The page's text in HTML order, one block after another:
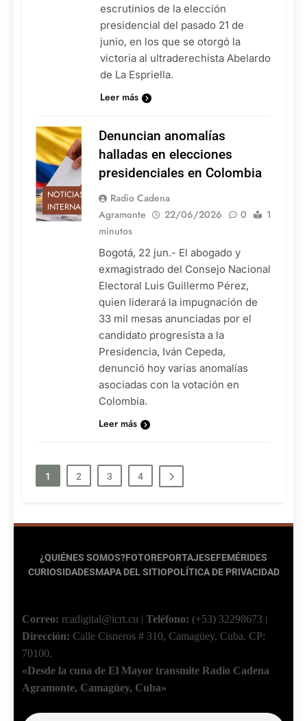
escrutinios de la elección
presidencial del pasado 21 de
junio, en los que se otorgó la
victoria al ultraderechista Abelardo
de La Espriella.
Leer más
NOTICIAS
INTERNACIONALES
Denuncian anomalías
halladas en elecciones
presidenciales en Colombia
Radio Cadena
Agramonte
22/06/2026 0
1
minutos
Bogotá, 22 jun.- El abogado y
exmagistrado del Consejo Nacional
Electoral Luis Guillermo Pérez,
quien liderará la impugnación de
33 mil mesas anunciadas por el
candidato progresista a la
Presidencia, Iván Cepeda,
denunció hoy varias anomalías
asociadas con la votación en
Colombia.
Leer más
1 2 3 4
¿QUIÉNES SOMOS?FOTOREPORTAJESEFEMÉRIDES
CURIOSIDADESMAPA DEL SITIOPOLÍTICA DE PRIVACIDAD
Correo: rcadigital@icrt.cu | Teléfono: (+53) 32298673 |
Dirección: Calle Cisneros # 310, Camagüey, Cuba. CP:
70100.
«Desde la cuna de El Mayor transmite Radio Cadena
Agramonte, Camagüey, Cuba»